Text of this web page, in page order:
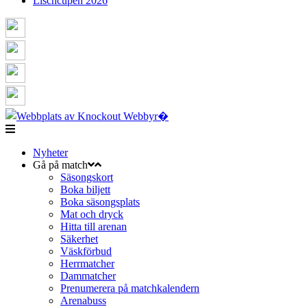
Nyheter
Gå på match
Säsongskort
Boka biljett
Boka säsongsplats
Mat och dryck
Hitta till arenan
Säkerhet
Väskförbud
Herrmatcher
Dammatcher
Prenumerera på matchkalendern
Arenabuss